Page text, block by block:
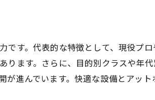
体験紹介
グ体験
意点
の魅力
す。代表的な特徴として、現役プ
ます。さらに、目的別クラスや年
進んでいます。快適な設備とアッ